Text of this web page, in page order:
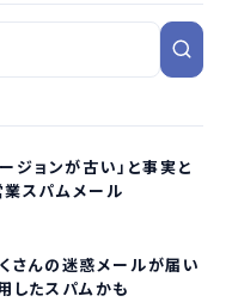
ョンが古い」と事実と
スパムメール
さんの迷惑メールが届い
したスパムかも